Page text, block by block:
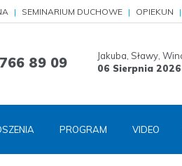
SEMINARIUM DUCHOWE OPIEKUN
89 09
Jakuba, Sławy,
06 Sierpnia
PROGRAM VIDEO